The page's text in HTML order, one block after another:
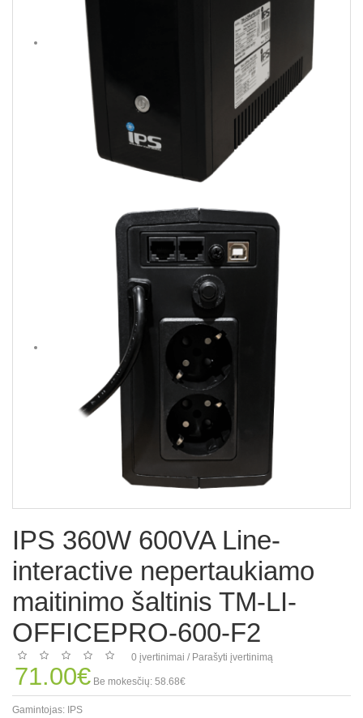
IPS 360W 600VA Line-
interactive nepertaukiamo
maitinimo šaltinis TM-LI-
OFFICEPRO-600-F2
0 įvertinimai / Parašyti įvertinimą
71.00€ Be mokesčių: 58.68€
Gamintojas: IPS